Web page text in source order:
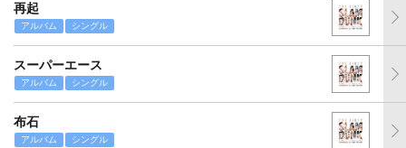
再起
アルバム シングル
スーパーエース
アルバム シングル
布石
アルバム シングル